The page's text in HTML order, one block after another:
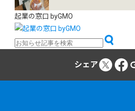
起業の窓口 byGMO
シェア